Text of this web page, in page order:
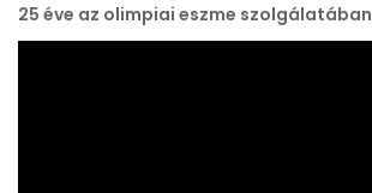
25 éve az olimpiai eszme szolgálatában